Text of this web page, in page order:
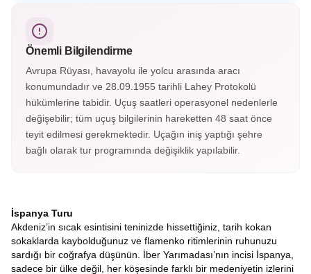
her köşesinde zarafet gizlidir; El Hamra, zamanda
yolculuğun en büyüleyici duraklarından biridir.
Önemli Bilgilendirme
Avrupa Rüyası, havayolu ile yolcu arasında aracı
konumundadır ve 28.09.1955 tarihli Lahey Protokolü
hükümlerine tabidir. Uçuş saatleri operasyonel nedenlerle
değişebilir; tüm uçuş bilgilerinin hareketten 48 saat önce
teyit edilmesi gerekmektedir. Uçağın iniş yaptığı şehre
bağlı olarak tur programında değişiklik yapılabilir.
İspanya Turu
Akdeniz’in sıcak esintisini teninizde hissettiğiniz, tarih kokan
sokaklarda kaybolduğunuz ve flamenko ritimlerinin ruhunuzu
sardığı bir coğrafya düşünün. İber Yarımadası’nın incisi İspanya,
sadece bir ülke değil, her köşesinde farklı bir medeniyetin izlerini